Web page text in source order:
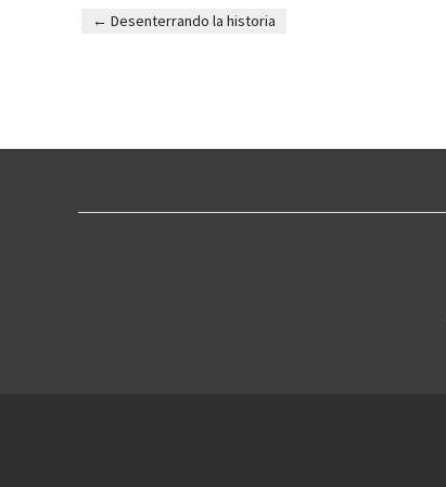
← Desenterrando la historia